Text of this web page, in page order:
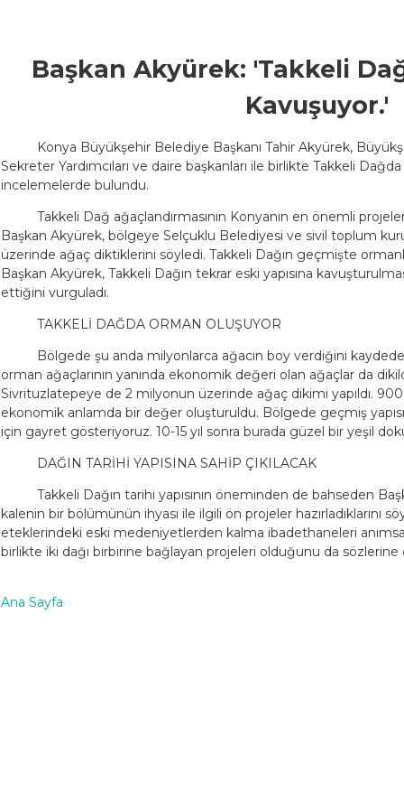
Başkan Akyürek: 'Takkeli
Kavuşuyor.'
Konya Büyükşehir Belediye Başkanı Tahir Akyürek,
Sekreter Yardımcıları ve daire başkanları ile birlikte Takkeli
incelemelerde bulundu.
Takkeli Dağ ağaçlandırmasının Konyanın en önemli
Başkan Akyürek, bölgeye Selçuklu Belediyesi ve sivil toplum
üzerinde ağaç diktiklerini söyledi. Takkeli Dağın geçmişte
Başkan Akyürek, Takkeli Dağın tekrar eski yapısına
ettiğini vurguladı.
TAKKELİ DAĞDA ORMAN OLUŞUYOR
Bölgede şu anda milyonlarca ağacın boy verdiğini
orman ağaçlarının yanında ekonomik değeri olan ağaçlar da
Sivrituzlatepeye de 2 milyonun üzerinde ağaç dikimi yapıldı.
ekonomik anlamda bir değer oluşturuldu. Bölgede geçmiş
için gayret gösteriyoruz. 10-15 yıl sonra burada güzel bir yeşil
DAĞIN TARİHİ YAPISINA SAHİP ÇIKILACAK
Takkeli Dağın tarihi yapısının öneminden de bahseden
kalenin bir bölümünün ihyası ile ilgili ön projeler hazırladıklarını
eteklerindeki eski medeniyetlerden kalma ibadethaneleri
birlikte iki dağı birbirine bağlayan projeleri olduğunu da sözlerine
Ana Sayfa